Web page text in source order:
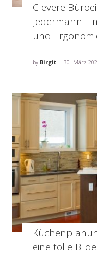
Clevere
Jedermann –
und
by Birgit 30. März
eine tolle